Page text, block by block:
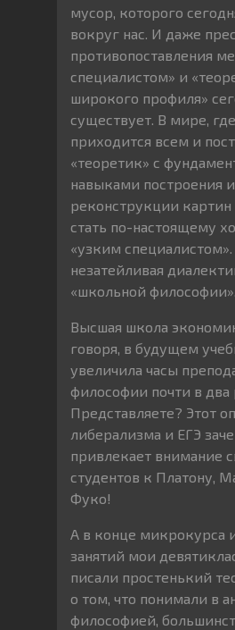
мусор, которого
вокруг нас. И даже
противопоставления
специалистом» и
широкого профиля»
существует. В мире,
приходится всем и
«теоретик» с
навыками построения и
реконструкции
стать по-настоящему
«узким специалистом».
незатейливая
«школьной философии».
Высшая школа
говоря, в будущем
увеличила часы
философии почти в два
Представляете? Этот
либерализма и ЕГЭ
привлекает внимание
студентов к Платону,
Фуко!
А в конце микрокурса
занятий мои
писали простенький
о том, что понимали в
философией,